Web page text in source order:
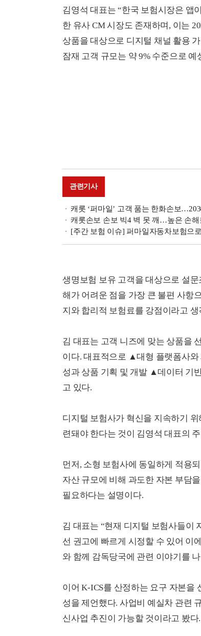
김영석 대표는 “한국 보험시장은 앱
한 유사 CM 시장도 존재하며, 이는
상품을 대상으로 디지털 채널 활용
잠재 고객 규모는 약 9% 수준으로 예
관련기사
캐롯 ‘퍼마일’ 고객 품는 한화손보
캐롯손보 손보 빅4 벽 못 깨…높은 손
[주간 보험 이슈] 퍼마일자동차보험으
생명보험 보유 고객을 대상으로 설
해가 어려운 점을 가장 큰 불편 사항
지와 합리적 보험료를 강점이라고 생
김 대표는 고객 니즈에 맞는 상품을
이다. 대표적으로 ▲대형 플랫폼사
성과 상품 기획 및 개발 ▲데이터 기
고 있다.
디지털 보험사가 혁신을 지속하기
련돼야 한다는 것이 김영석 대표의
먼저, 소형 보험사에 동일하게 적용
자산 규모에 비해 과도한 자본 부담
필요하다는 설명이다.
김 대표는 “현재 디지털 보험사들이
선 권고에 빠르게 시정할 수 있어 이
와 함께 감독당국에 관련 이야기를
이어 K-ICS를 산정하는 요구 자본을
성을 제언했다. 사업비 예실차 관련
신사업 추진이 가능할 것이라고 봤다.